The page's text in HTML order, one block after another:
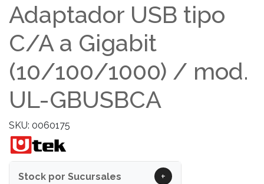
Adaptador USB tipo
C/A a Gigabit
(10/100/1000) / mod.
UL-GBUSBCA
SKU: 0060175
Stock por Sucursales +